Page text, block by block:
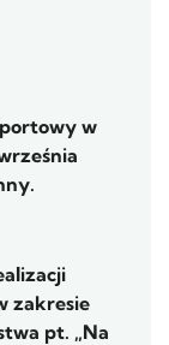
w
zakresie
pt. „Na